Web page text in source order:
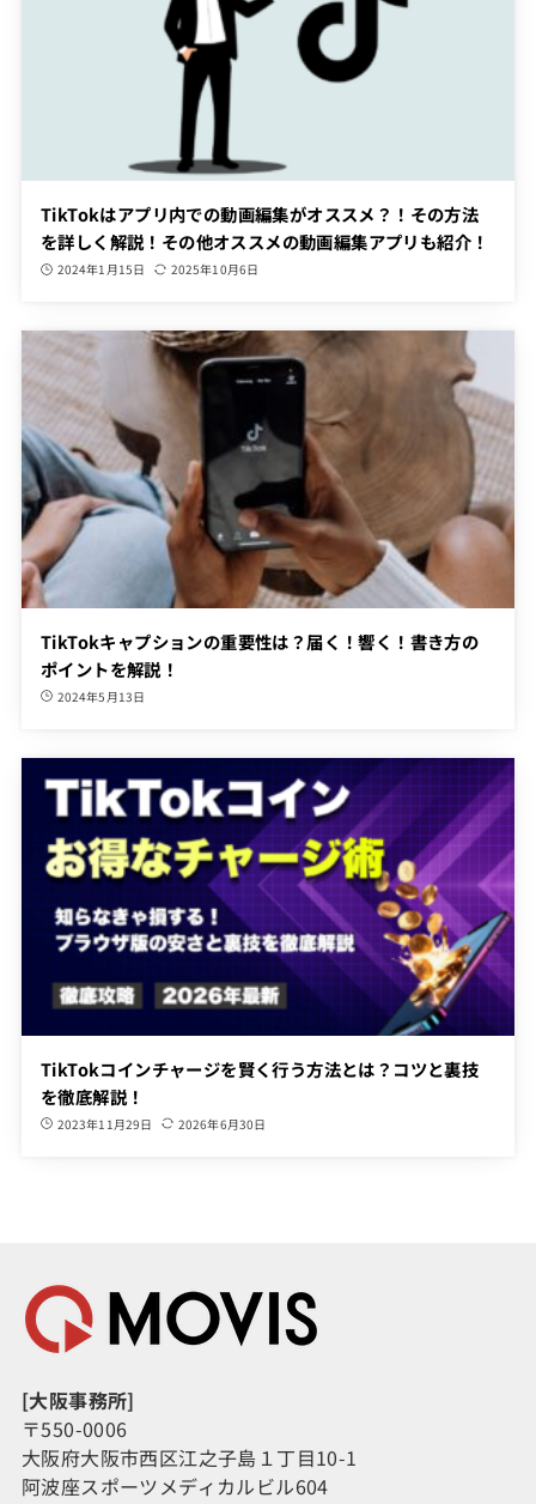
TikTokはアプリ内での動画編集がオススメ？！その方法
を詳しく解説！その他オススメの動画編集アプリも紹介！
2024年1月15日 2025年10月6日
TikTokキャプションの重要性は？届く！響く！書き方の
ポイントを解説！
2024年5月13日
TikTokコインチャージを賢く行う方法とは？コツと裏技
を徹底解説！
2023年11月29日 2026年6月30日
[大阪事務所]
〒550-0006
大阪府大阪市西区江之子島１丁目10-1
阿波座スポーツメディカルビル604